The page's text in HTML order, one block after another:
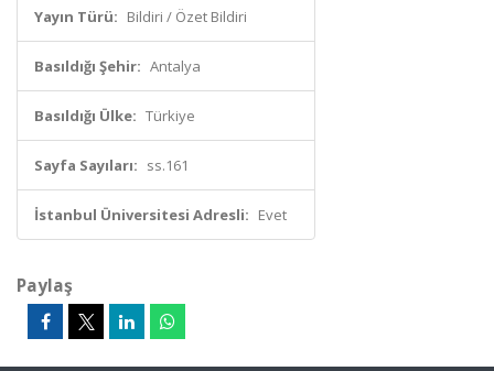
Yayın Türü: Bildiri / Özet Bildiri
Basıldığı Şehir: Antalya
Basıldığı Ülke: Türkiye
Sayfa Sayıları: ss.161
İstanbul Üniversitesi Adresli: Evet
Paylaş